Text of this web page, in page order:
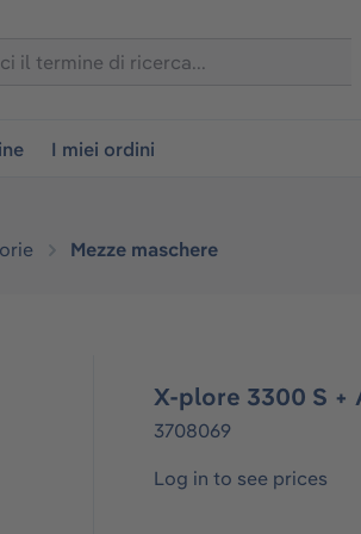
I miei ordini
Mezze maschere
X-plore 3300 S +
3708069
Log in to see prices